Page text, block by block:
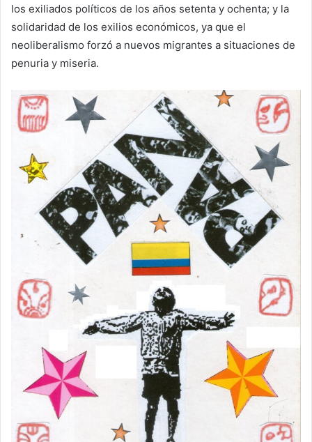
los exiliados políticos de los años setenta y ochenta; y la
solidaridad de los exilios económicos, ya que el
neoliberalismo forzó a nuevos migrantes a situaciones de
penuria y miseria.